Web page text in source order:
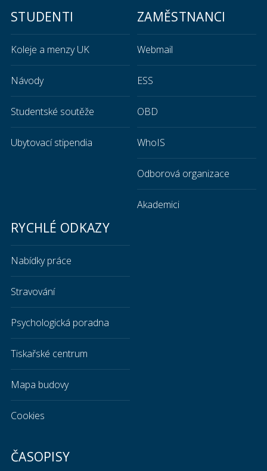
STUDENTI
Koleje a menzy UK
Návody
Studentské soutěže
Ubytovací stipendia
ZAMĚSTNANCI
Webmail
ESS
OBD
WhoIS
Odborová organizace
Akademici
RYCHLÉ ODKAZY
Nabídky práce
Stravování
Psychologická poradna
Tiskařské centrum
Mapa budovy
Cookies
ČASOPISY